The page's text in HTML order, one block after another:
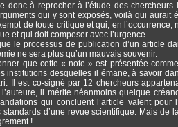
donc à reprocher à l’étude des
qui y sont exposés, voilà qui
de toute critique et qui, en
et qui doit composer avec l’urgence.
le processus de publication d’un article
ne sera plus qu’un mauvais souvenir.
que cette « note » est présentée
institutions desquelles il émane, à savoir
Il est co-signé par 12 chercheurs
il mérite néanmoins quelque
qui concluent l’article valent
d’une revue scientifique. Mais de
!